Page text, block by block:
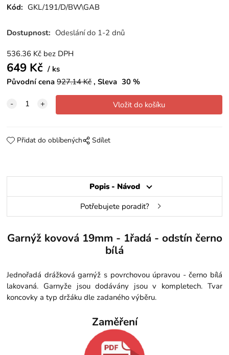
Kód: GKL/191/D/BW\GAB
Dostupnost: Odeslání do 1-2 dnů
536.36 Kč bez DPH
649 Kč
ks
Původní cena 927.14Kč Sleva 30 %
Přidat do oblíbených Sdílet
Popis - Návod
Potřebujete poradit?
Garnýž kovová 19mm - 1řadá - odstín černo
bílá
Jednořadá drážková garnýž s povrchovou úpravou - černo bílá
lakovaná. Garnyže jsou dodávány jsou v kompletech. Tvar
koncovky a typ držáku dle zadaného výběru.
Zaměření